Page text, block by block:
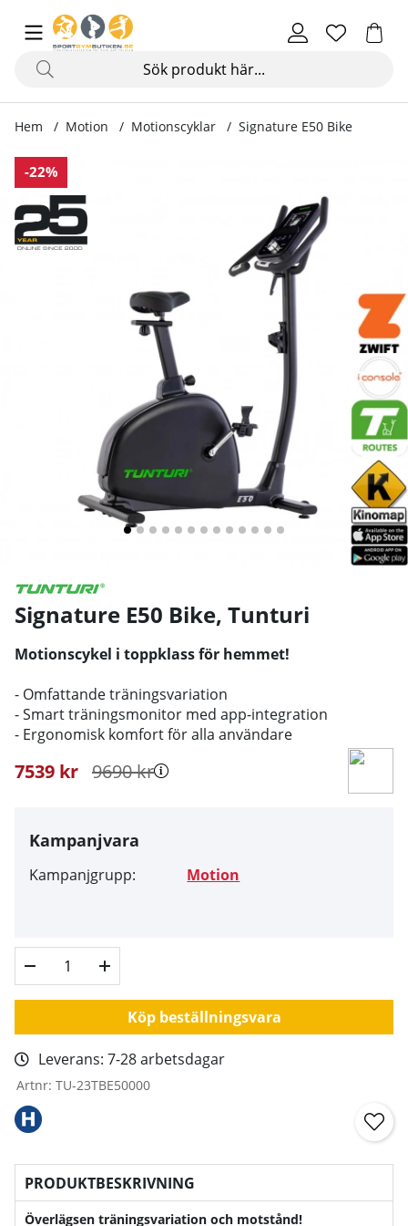
Hem Motion Motionscyklar Signature E50 Bike
-22%
Produktbilder Signature E50 Bike
Signature E50 Bike, Tunturi
Motionscykel i toppklass för hemmet!
- Omfattande träningsvariation
- Smart träningsmonitor med app-integration
- Ergonomisk komfort för alla användare
9690kr
7539 kr
Kampanjvara
Kampanjgrupp: Motion
Köp beställningsvara
Leverans: 7-28 arbetsdagar
Artnr: TU-23TBE50000
PRODUKTBESKRIVNING
Överlägsen träningsvariation och motstånd!